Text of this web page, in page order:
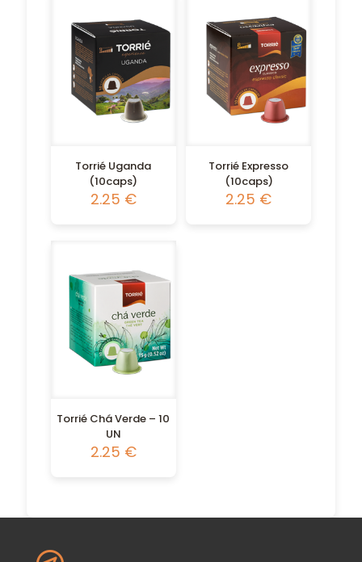
Torrié Uganda
(10caps)
2.25 €
Torrié Expresso
(10caps)
2.25 €
Torrié Chá Verde – 10
UN
2.25 €